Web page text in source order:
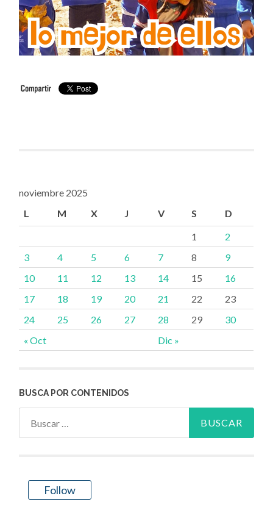
noviembre 2025
L
M X J V S D
« Oct Dic »
1
2
3
4 5 6 7 8
9
10
11 12 13 14 15
16
17
18 19 20 21 22
23
24
25 26 27 28 29 30
BUSCA POR CONTENIDOS
Follow